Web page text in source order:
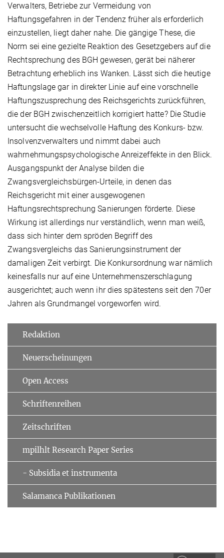
Verwalters, Betriebe zur Vermeidung von
Haftungsgefahren in der Tendenz früher als erforderlich
einzustellen, liegt daher nahe. Die gängige These, die
Norm sei eine gezielte Reaktion des Gesetzgebers auf die
Rechtsprechung des BGH gewesen, gerät bei näherer
Betrachtung erheblich ins Wanken. Lässt sich die heutige
Haftungslage gar in direkter Linie auf eine vorschnelle
Haftungszusprechung des Reichsgerichts zurückführen,
die der BGH zwischenzeitlich korrigiert hatte? Die Studie
untersucht die wechselvolle Haftung des Konkurs- bzw.
Insolvenzverwalters und nimmt dabei auch
wahrnehmungspsychologische Anreizeffekte in den Blick.
Ausgangspunkt der Analyse bilden die
Zwangsvergleichsbürgen-Urteile, in denen das
Reichsgericht mit einer ausgewogenen
Haftungsrechtsprechung Sanierungen förderte. Diese
Wirkung ist allerdings nur verständlich, wenn man weiß,
dass sich hinter dem spröden Begriff des
Zwangsvergleichs das Sanierungsinstrument der
damaligen Zeit verbirgt. Die Konkursordnung war nämlich
keinesfalls nur auf eine Unternehmenszerschlagung
ausgerichtet; auch wenn ihr dies spätestens seit den 70er
Jahren als Grundmangel vorgeworfen wird.
Redaktion
Neuerscheinungen
Open Access
Schriftenreihen
Zeitschriften
mpilhlt Research Paper Series
- Subsidia et instrumenta
Salamanca Publikationen